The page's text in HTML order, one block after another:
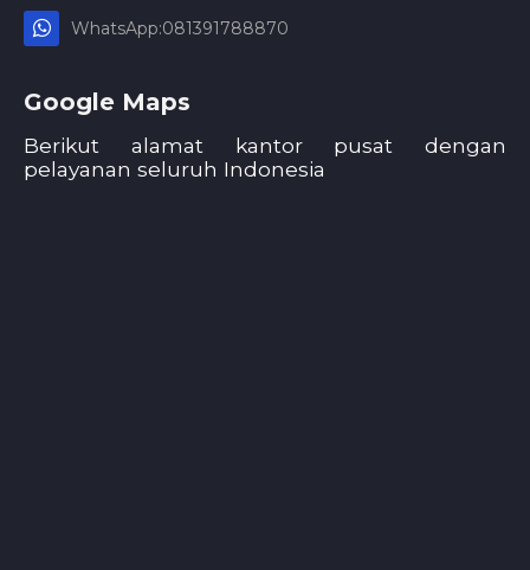
WhatsApp:081391788870
Google Maps
Berikut alamat kantor pusat dengan
pelayanan seluruh Indonesia